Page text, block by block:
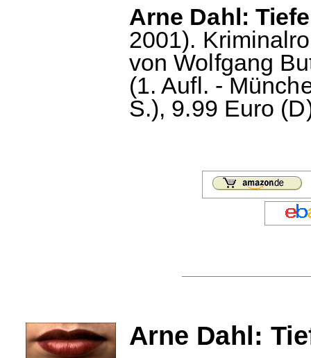
Arne Dahl:
2001).
von Wolfgang
(1. Aufl. -
S.), 9.99 Euro
Arne Dahl: